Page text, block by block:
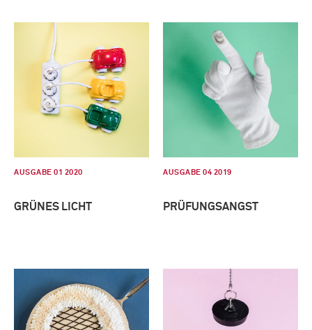
AUSGABE 01 2020
GRÜNES LICHT
AUSGABE 04 2019
PRÜFUNGSANGST